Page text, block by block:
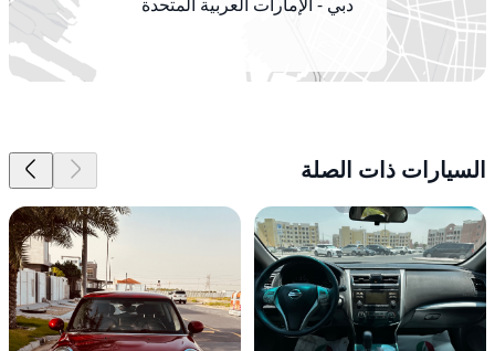
السيارات ذات الصلة